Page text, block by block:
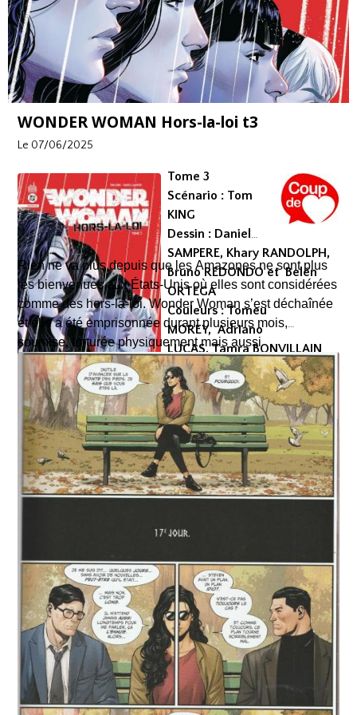
la Cour des Hiboux sans parler du Commandant Star, ce
nouveau justicier qui enflamme les foules…
Mon avis : Après les événements des tomes précédents,
Bruce Wayne, coupé de ses alliés traditionnels, s’est
retrouvé contraint de repenser entièrement sa manière
d’être Batman. AvecCité mourante, sixième et dernier
volet de la saga Batman Dark City ,Chip Zdarsky
poursuit sa déconstruction de la figure du Chevalier Noir
dans une Gotham City au bord de l’effondrement, rongée
WONDER WOMAN Hors-la-loi t3
Le 07/06/2025
Tome 3
Scénario : Tom
KING
Dessin : Daniel
SAMPERE, Khary RANDOLPH,
Bruno REDONDO et Belén
ORTEGA
Couleurs : Tomeu
MOREY, Adriano
LUCAS, Tamra BONVILLAIN
et Alex GUIMARÃES
Encrage : Daniel SAMPERE,
Caio FILIPE, Belén ORTEGA
et Khary RANDOLPH
Couverture : Daniel SAMPERE et Tomeu MOREY
Traduction : Thomas DAVIER
Dépot légal : mai 2025
Editeur : Urban Comics
Format comics cartonné
EAN/ISBN : 979-10-26824-54-1
Nombre de pages : 216
Rien ne va plus depuis que les Amazones ne sont plus
les bienvenues aux États-Unis où elles sont considérées
comme des hors-la-loi. Wonder Woman s’est déchaînée
et elle a été emprisonnée durant plusieurs mois,
soumise, torturée physiquement mais aussi
psychologiquement voire psychiquement et son amour
de toujours, Steve Trevor, a été assassiné.
Une fois libérée, elle s’est retirée pour rassembler ses
idées et se ressourcer, laissant à ses sœurs le soin
d’accomplir ce qu’elle aurait fait de toute manière :
réduire à néant la menace que représente le Souverain,
celui-là même qui s’est secrètement autoproclamé Roi
de l’Amérique. Mais vont-elles y parvenir et Wonder